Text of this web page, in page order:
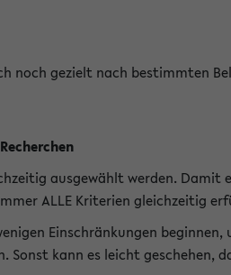
noch gezielt nach bestimmten
ausgewählt werden. Damit
ALLE Kriterien gleichzeitig
Einschränkungen beginnen,
Sonst kann es leicht geschehen,